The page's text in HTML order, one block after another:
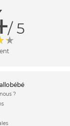
/ 5
?